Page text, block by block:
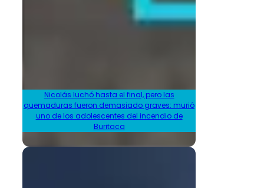
Nicolás luchó hasta el final, pero las
quemaduras fueron demasiado graves: murió
uno de los adolescentes del incendio de
Buritaca